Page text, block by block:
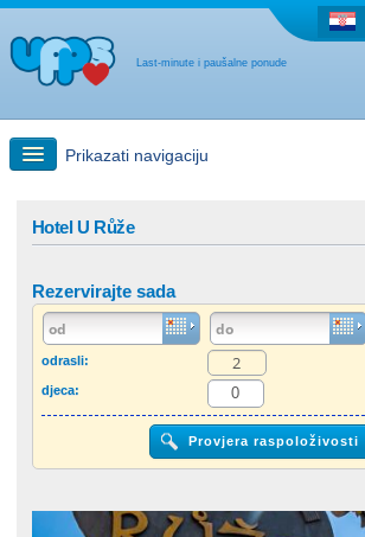
Last-minute i paušalne ponude
Prikazati navigaciju
"Last Minute"ponuda + Paušalna
Druga država
Hotel U Růže
Rezervirajte sada
odrasli:
djeca: